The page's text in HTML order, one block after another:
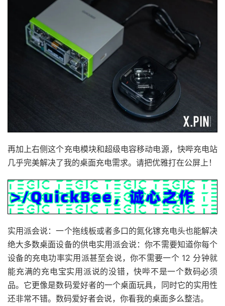
再加上右侧这个充电模块和超级电容移动电源，快哔充电站
几乎完美解决了我的桌面充电需求。请把优雅打在公屏上！
实用派会说：一个拖线板或者多口的氮化镓充电头也能解决
绝大多数桌面设备的供电实用派会说：你不需要知道你每个
设备的充电功率实用派甚至会说，你不需要一个 12 分钟就
能充满的充电宝实用派说的没错，快哔不是一个数码必须
品。它更像是数码爱好者的一个桌面玩具，同时它的实用性
还非常不错。数码爱好者会说，你看我的桌面多么整洁。